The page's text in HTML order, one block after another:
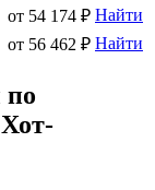
от 54 174 ₽ Найти
от 56 462 ₽ Найти
по